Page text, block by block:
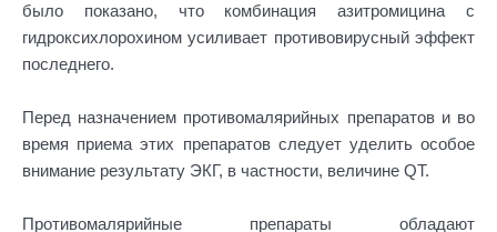
было показано, что комбинация азитромицина с
гидроксихлорохином усиливает противовирусный эффект
последнего.
Перед назначением противомалярийных препаратов и во
время приема этих препаратов следует уделить особое
внимание результату ЭКГ, в частности, величине QT.
Противомалярийные препараты обладают